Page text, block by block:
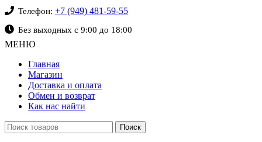
Телефон: +7 (949) 481-59-55
Без выходных с 9:00 до 18:00
МЕНЮ
Главная
Магазин
Доставка и оплата
Обмен и возврат
Как нас найти
Поиск